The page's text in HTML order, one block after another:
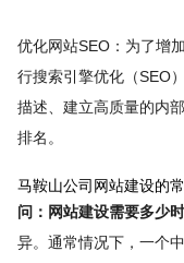
优化网站SEO：为了增
行搜索引擎优化（SEO
描述、建立高质量的内
排名。
马鞍山公司网站建设的
问：网站建设需要多少
异。通常情况下，一个